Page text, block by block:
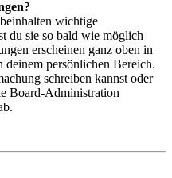
wichtige
du sie so bald wie möglich
erscheinen ganz oben in
persönlichen Bereich.
schreiben kannst oder
Board-Administration